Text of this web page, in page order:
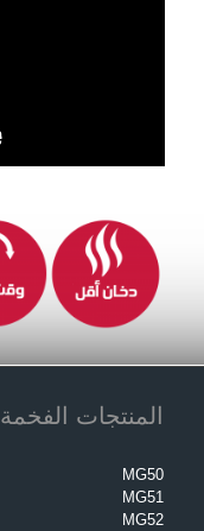
المنتجات الفخمة
MG50
MG51
MG52